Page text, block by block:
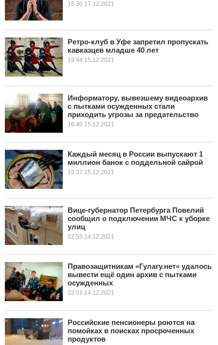
15:30 17.12.2021
Ретро-клуб в Уфе запретил пропускать
кавказцев младше 40 лет
19:44 15.12.2021
Информатору, вывезшему видеоархив
с пытками осужденных стали
приходить угрозы за предательство
16:40 15.12.2021
Каждый месяц в России выпускают 1
миллион банок с поддельной сайрой
15:37 15.12.2021
Вице-губернатор Петербурга Повелий
сообщил о подключении МЧС к уборке
улиц
22:55 14.12.2021
Правозащитникам «Гулагу.нет» удалось
вывести ещё один архив с пытками
осужденных
22:51 14.12.2021
Российские пенсионеры роются на
помойках в поисках просроченных
продуктов